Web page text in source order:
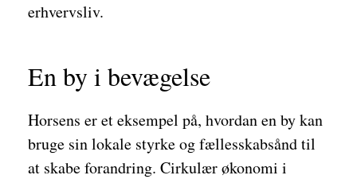
erhvervsliv.
En by i bevægelse
Horsens er et eksempel på, hvordan en by kan
bruge sin lokale styrke og fællesskabsånd til
at skabe forandring. Cirkulær økonomi i